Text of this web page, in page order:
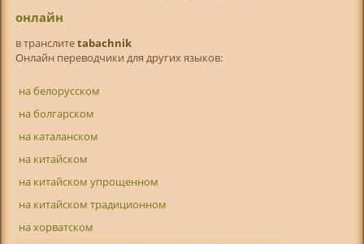
онлайн
в транслитetabachnik
Онлайн переводчики для других языков:
на белорусском
на болгарском
на каталанском
на китайском
на китайском упрощенном
на китайском традиционном
на хорватском